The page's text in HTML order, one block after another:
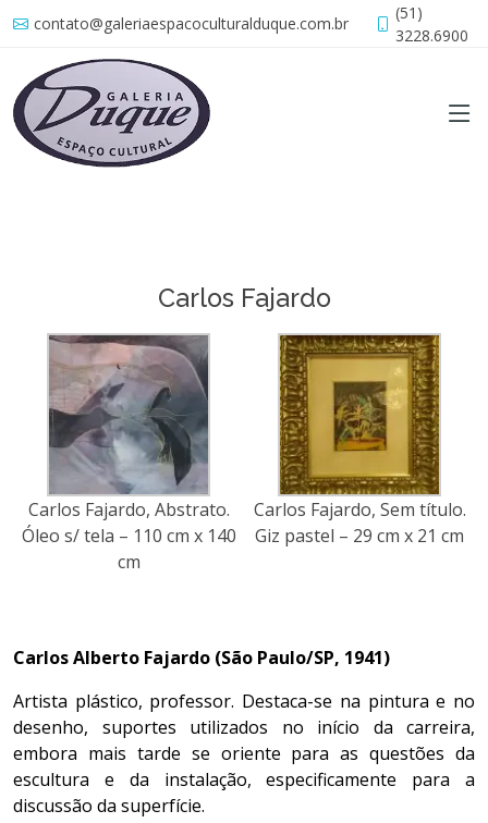
contato@galeriaespacoculturalduque.com.br
(51)
3228.6900
Carlos Fajardo
Carlos Fajardo, Abstrato.
Óleo s/ tela – 110 cm x 140
cm
Carlos Fajardo, Sem título.
Giz pastel – 29 cm x 21 cm
Carlos Alberto Fajardo (São Paulo/SP, 1941)
Artista plástico, professor. Destaca-se na pintura e no
desenho, suportes utilizados no início da carreira,
embora mais tarde se oriente para as questões da
escultura e da instalação, especificamente para a
discussão da superfície.